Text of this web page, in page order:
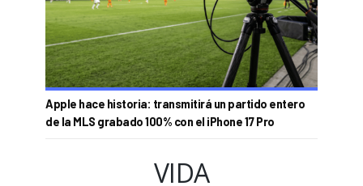
Apple hace historia: transmitirá un partido entero
de la MLS grabado 100% con el iPhone 17 Pro
VIDA